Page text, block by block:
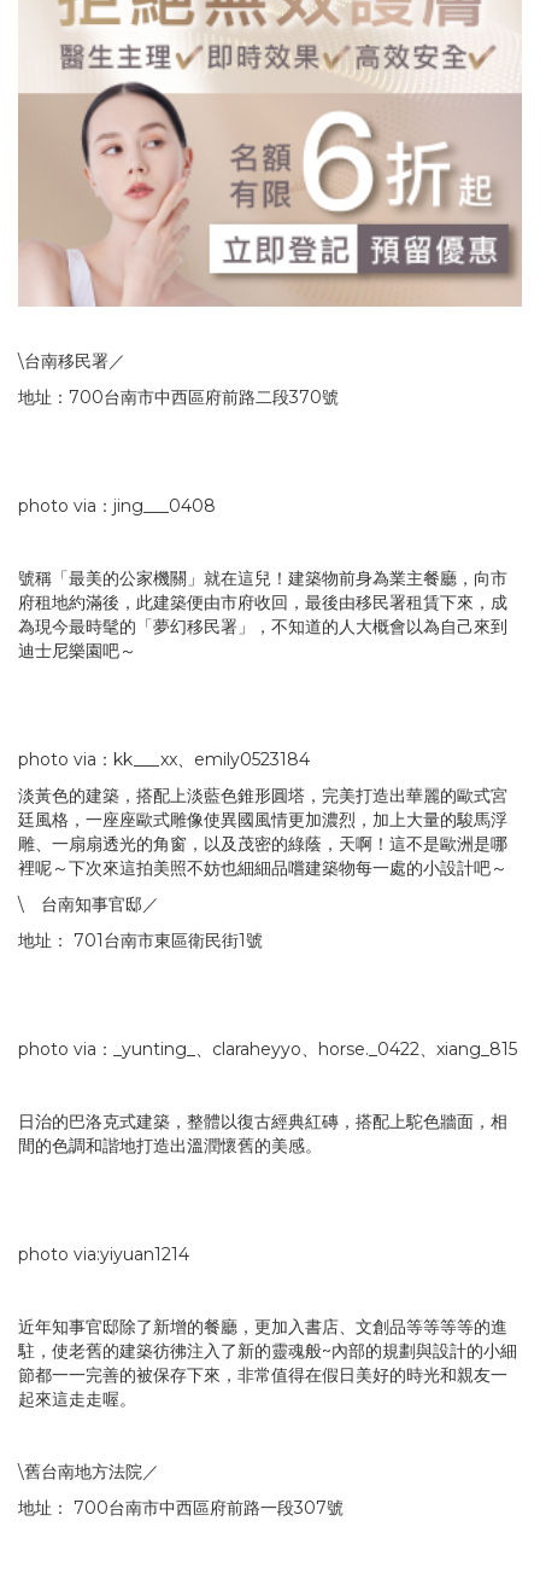
\台南移民署／
地址：700台南市中西區府前路二段370號
photo via：jing___0408
號稱「最美的公家機關」就在這兒！建築物前身為業主餐廳，向市
府租地約滿後，此建築便由市府收回，最後由移民署租賃下來，成
為現今最時髦的「夢幻移民署」，不知道的人大概會以為自己來到
迪士尼樂園吧～
photo via：kk___xx、emily0523184
淡黃色的建築，搭配上淡藍色錐形圓塔，完美打造出華麗的歐式宮
廷風格，一座座歐式雕像使異國風情更加濃烈，加上大量的駿馬浮
雕、一扇扇透光的角窗，以及茂密的綠蔭，天啊！這不是歐洲是哪
裡呢～下次來這拍美照不妨也細細品嚐建築物每一處的小設計吧～
\ 台南知事官邸／
地址： 701台南市東區衛民街1號
photo via：_yunting_、claraheyyo、horse._0422、xiang_815
日治的巴洛克式建築，整體以復古經典紅磚，搭配上駝色牆面，相
間的色調和諧地打造出溫潤懷舊的美感。
photo via:yiyuan1214
近年知事官邸除了新增的餐廳，更加入書店、文創品等等等等的進
駐，使老舊的建築彷彿注入了新的靈魂般~內部的規劃與設計的小細
節都一一完善的被保存下來，非常值得在假日美好的時光和親友一
起來這走走喔。
\舊台南地方法院／
地址： 700台南市中西區府前路一段307號